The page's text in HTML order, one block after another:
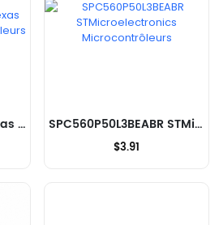
TM4C123GH6PGEI7 Texas Instruments Microcontrôleurs SPC560P50L3BEABR STMicroelectronics Microcontrôleurs
$3.91